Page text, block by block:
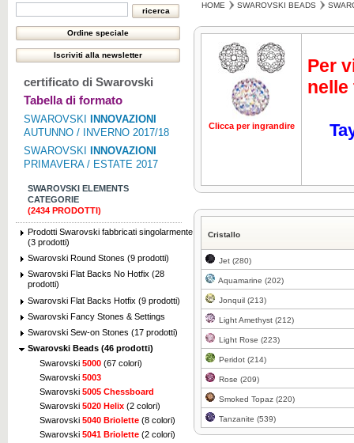
certificato di Swarovski
Tabella di formato
SWAROVSKI
INNOVAZIONI
AUTUNNO / INVERNO 2017/18
SWAROVSKI
INNOVAZIONI
PRIMAVERA / ESTATE 2017
SWAROVSKI ELEMENTS
CATEGORIE
(2434 PRODOTTI)
Prodotti Swarovski fabbricati singolarmente
(3 prodotti)
Swarovski Round Stones (9 prodotti)
Swarovski Flat Backs No Hotfix (28
prodotti)
Swarovski Flat Backs Hotfix (9 prodotti)
Swarovski Fancy Stones & Settings
Swarovski Sew-on Stones (17 prodotti)
Swarovski Beads (46 prodotti)
Swarovski 5000 (67 colori)
Swarovski 5003
Swarovski 5005 Chessboard
Swarovski 5020 Helix (2 colori)
Swarovski 5040 Briolette (8 colori)
Swarovski 5041 Briolette (2 colori)
HOME SWAROVSKI BEADS
Clicca per ingrandire Clicca per
Per
nelle
Cristallo
Jet (280)
Aquamarine (202)
Jonquil (213)
Light Amethyst (212)
Light Rose (223)
Peridot (214)
Rose (209)
Smoked Topaz (220)
Tanzanite (539)